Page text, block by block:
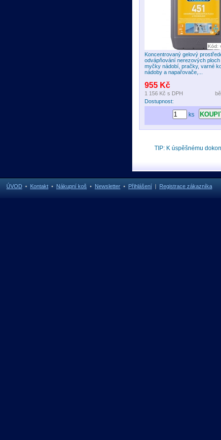
Kód:
Koncentrovaný gelový
odvápňování nerezových ploch
myčky nádobí, pračky, varné
nádoby a napařovače,...
955 Kč
1 156 Kč s DPH
Dostupnost:
ks
TIP: K úspěšnému
ÚVOD • Kontakt • Nákupní koš • Newsletter • Přihlášení | Registrace zákazníka